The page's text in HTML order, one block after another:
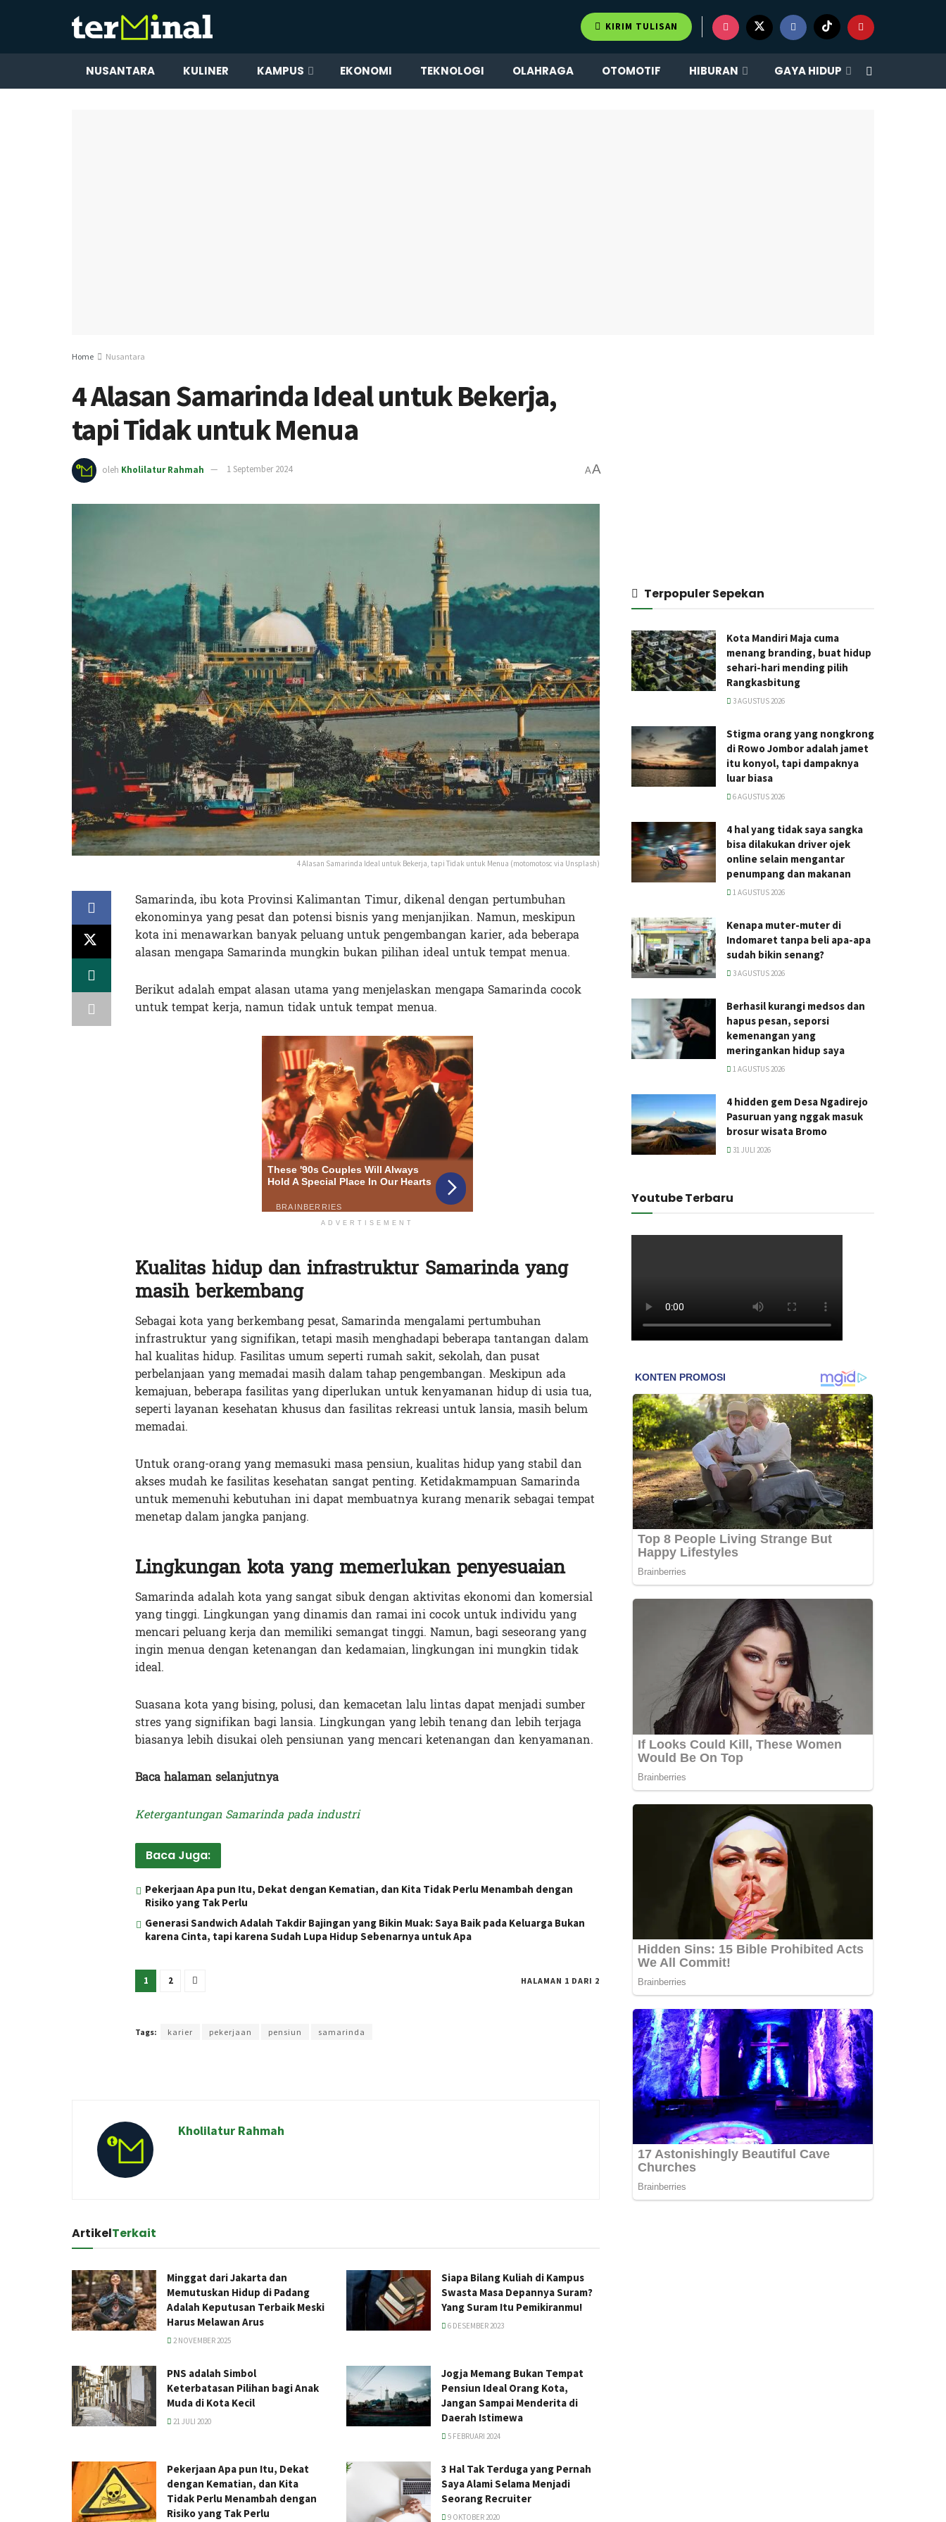
KIRIM TULISAN
NUSANTARA KULINER KAMPUS EKONOMI TEKNOLOGI OLAHRAGA OTOMOTIF HIBURAN GAYA HIDUP
Home Nusantara
4 Alasan Samarinda Ideal untuk Bekerja,
tapi Tidak untuk Menua
oleh Kholilatur Rahmah 1 September 2024 AA
4 Alasan Samarinda Ideal untuk Bekerja, tapi Tidak untuk Menua (motomotosc via Unsplash)
Samarinda, ibu kota Provinsi Kalimantan Timur, dikenal dengan pertumbuhan
ekonominya yang pesat dan potensi bisnis yang menjanjikan. Namun, meskipun
kota ini menawarkan banyak peluang untuk pengembangan karier, ada beberapa
alasan mengapa Samarinda mungkin bukan pilihan ideal untuk tempat menua.
Berikut adalah empat alasan utama yang menjelaskan mengapa Samarinda cocok
untuk tempat kerja, namun tidak untuk tempat menua.
ADVERTISEMENT
Kualitas hidup dan infrastruktur Samarinda yang
masih berkembang
Sebagai kota yang berkembang pesat, Samarinda mengalami pertumbuhan
infrastruktur yang signifikan, tetapi masih menghadapi beberapa tantangan dalam
hal kualitas hidup. Fasilitas umum seperti rumah sakit, sekolah, dan pusat
perbelanjaan yang memadai masih dalam tahap pengembangan. Meskipun ada
kemajuan, beberapa fasilitas yang diperlukan untuk kenyamanan hidup di usia tua,
seperti layanan kesehatan khusus dan fasilitas rekreasi untuk lansia, masih belum
memadai.
Untuk orang-orang yang memasuki masa pensiun, kualitas hidup yang stabil dan
akses mudah ke fasilitas kesehatan sangat penting. Ketidakmampuan Samarinda
untuk memenuhi kebutuhan ini dapat membuatnya kurang menarik sebagai tempat
menetap dalam jangka panjang.
Lingkungan kota yang memerlukan penyesuaian
Samarinda adalah kota yang sangat sibuk dengan aktivitas ekonomi dan komersial
yang tinggi. Lingkungan yang dinamis dan ramai ini cocok untuk individu yang
mencari peluang kerja dan memiliki semangat tinggi. Namun, bagi seseorang yang
ingin menua dengan ketenangan dan kedamaian, lingkungan ini mungkin tidak
ideal.
Suasana kota yang bising, polusi, dan kemacetan lalu lintas dapat menjadi sumber
stres yang signifikan bagi lansia. Lingkungan yang lebih tenang dan lebih terjaga
biasanya lebih disukai oleh pensiunan yang mencari ketenangan dan kenyamanan.
Baca halaman selanjutnya
Ketergantungan Samarinda pada industri
Baca Juga:
Pekerjaan Apa pun Itu, Dekat dengan Kematian, dan Kita Tidak Perlu Menambah dengan
Risiko yang Tak Perlu
Generasi Sandwich Adalah Takdir Bajingan yang Bikin Muak: Saya Baik pada Keluarga Bukan
karena Cinta, tapi karena Sudah Lupa Hidup Sebenarnya untuk Apa
HALAMAN 1 DARI 2
1 2
Tags: karier pekerjaan pensiun samarinda
Kholilatur Rahmah
ArtikelTerkait
Minggat dari Jakarta dan
Memutuskan Hidup di Padang
Adalah Keputusan Terbaik Meski
Harus Melawan Arus
2 NOVEMBER 2025
Siapa Bilang Kuliah di Kampus
Swasta Masa Depannya Suram?
Yang Suram Itu Pemikiranmu!
6 DESEMBER 2023
PNS adalah Simbol
Keterbatasan Pilihan bagi Anak
Muda di Kota Kecil
21 JULI 2020
Jogja Memang Bukan Tempat
Pensiun Ideal Orang Kota,
Jangan Sampai Menderita di
Daerah Istimewa
5 FEBRUARI 2024
Pekerjaan Apa pun Itu, Dekat
dengan Kematian, dan Kita
Tidak Perlu Menambah dengan
Risiko yang Tak Perlu
3 Hal Tak Terduga yang Pernah
Saya Alami Selama Menjadi
Seorang Recruiter
9 OKTOBER 2020
Terpopuler Sepekan
Kota Mandiri Maja cuma
menang branding, buat hidup
sehari-hari mending pilih
Rangkasbitung
3 AGUSTUS 2026
Stigma orang yang nongkrong
di Rowo Jombor adalah jamet
itu konyol, tapi dampaknya
luar biasa
6 AGUSTUS 2026
4 hal yang tidak saya sangka
bisa dilakukan driver ojek
online selain mengantar
penumpang dan makanan
1 AGUSTUS 2026
Kenapa muter-muter di
Indomaret tanpa beli apa-apa
sudah bikin senang?
3 AGUSTUS 2026
Berhasil kurangi medsos dan
hapus pesan, seporsi
kemenangan yang
meringankan hidup saya
1 AGUSTUS 2026
4 hidden gem Desa Ngadirejo
Pasuruan yang nggak masuk
brosur wisata Bromo
31 JULI 2026
Youtube Terbaru